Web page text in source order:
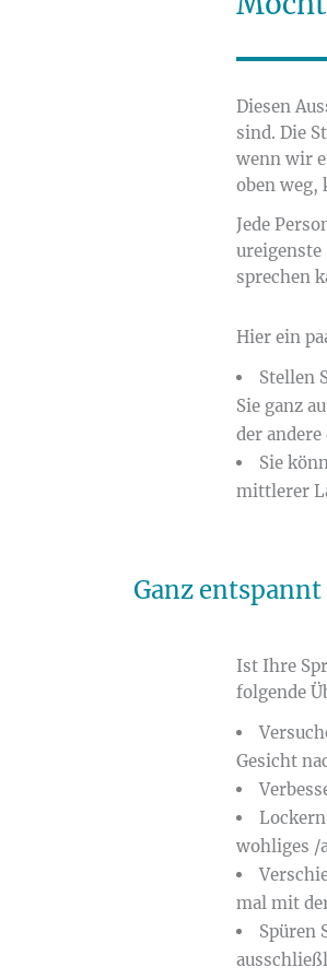
Diesen
sind. Die
wenn wir
oben weg,
Jede
ureigenste
sprechen
Hier ein
Stellen
Sie ganz
der
Sie
mittlerer
Ganz
Ist Ihre
folgende
Gesicht
wohliges /
mal mit
Spüren